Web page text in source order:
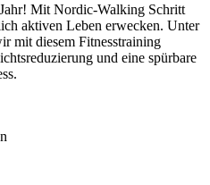
Mit Nordic-Walking Schritt
aktiven Leben erwecken. Unter
mit diesem Fitnesstraining
und eine spürbare